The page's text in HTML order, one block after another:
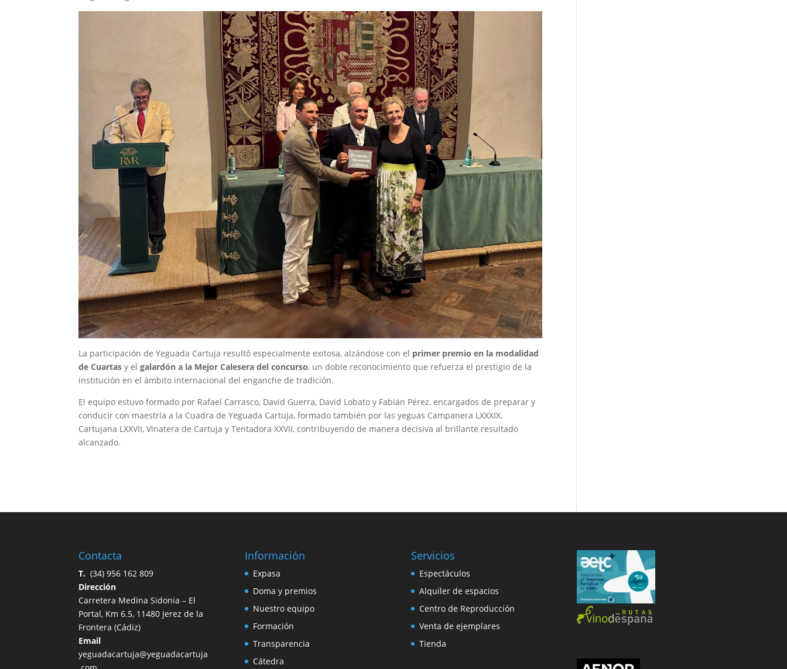
La participación de Yeguada Cartuja resultó especialmente exitosa, alzándose con el primer premio en la modalidad
de Cuartas y elgalardón a la Mejor Calesera del concurso, un doble reconocimiento que refuerza el prestigio de la
institución en el ámbito internacional del enganche de tradición.
El equipo estuvo formado por Rafael Carrasco, David Guerra, David Lobato y Fabián Pérez, encargados de preparar y
conducir con maestría a la Cuadra de Yeguada Cartuja, formado también por las yeguas Campanera LXXXIX,
Cartujana LXXVII, Vinatera de Cartuja y Tentadora XXVII, contribuyendo de manera decisiva al brillante resultado
alcanzado.
Contacta
T. (34) 956 162 809
Dirección
Carretera Medina Sidonia – El
Portal, Km 6.5, 11480 Jerez de la
Frontera(Cádiz)
Email
yeguadacartuja@yeguadacartuja
Información
Expasa
Doma y premios
Nuestro equipo
Formación
Transparencia
Cátedra
Servicios
Espectáculos
Alquiler de espacios
Centro de Reproducción
Venta de ejemplares
Tienda